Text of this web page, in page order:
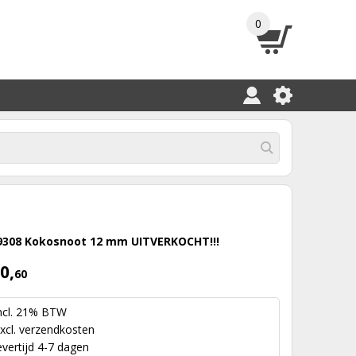
0
Kokosnoot 12 mm UITVERKOCHT!!!
0,60
21% BTW
verzendkosten
4-7 dagen